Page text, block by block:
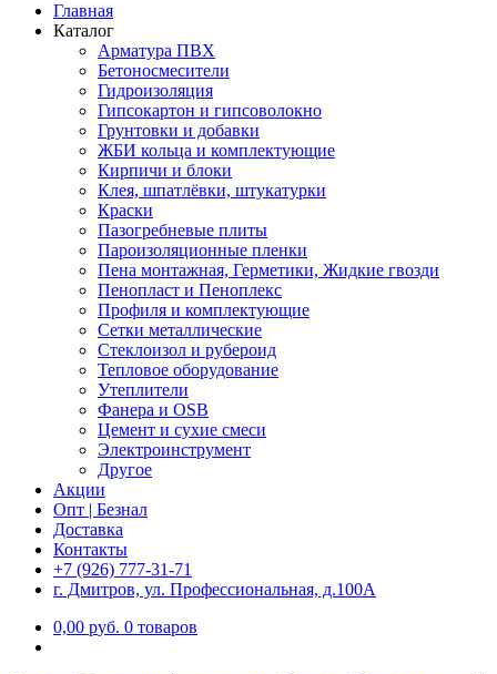
Главная
Каталог
Арматура ПВХ
Бетоносмесители
Гидроизоляция
Гипсокартон и гипсоволокно
Грунтовки и добавки
ЖБИ кольца и комплектующие
Кирпичи и блоки
Клея, шпатлёвки, штукатурки
Краски
Пазогребневые плиты
Пароизоляционные пленки
Пена монтажная, Герметики, Жидкие гвозди
Пенопласт и Пеноплекс
Профиля и комплектующие
Сетки металлические
Стеклоизол и рубероид
Тепловое оборудование
Утеплители
Фанера и OSB
Цемент и сухие смеси
Электроинструмент
Другое
Акции
Опт | Безнал
Доставка
Контакты
+7 (926) 777-31-71
г. Дмитров, ул. Профессиональная, д.100А
0,00 руб. 0 товаров